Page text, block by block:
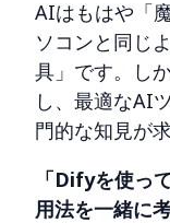
AIはもはや「
ソコンと同じ
具」です。し
し、最適なAI
門的な知見が
「Difyを使っ
用法を一緒に